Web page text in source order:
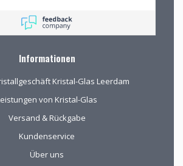
rondkijken om alle
aanwezige pracht te
de juiste keuzes te
van ver kwamen
werd de aangeboden
gewaardeerd.
Informationen
Kristal-Glas Leerdam
von Kristal-Glas
Versand & Rückgabe
Kundenservice
Über uns